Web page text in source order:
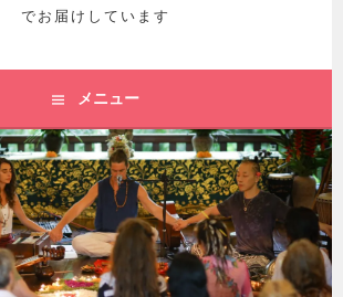
でお届けしています
メニュー